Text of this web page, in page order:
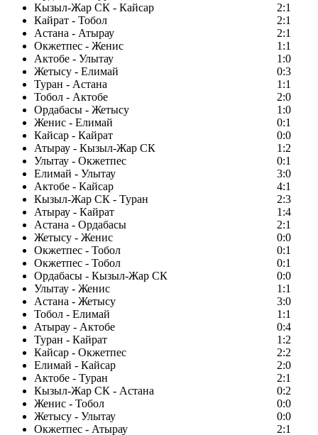
Кызыл-Жар СК - Кайсар
2:1
Кайрат - Тобол
2:1
Астана - Атырау
2:1
Окжетпес - Женис
1:1
Актобе - Улытау
1:0
Жетысу - Елимай
0:3
Туран - Астана
1:1
Тобол - Актобе
2:0
Ордабасы - Жетысу
1:0
Женис - Елимай
0:1
Кайсар - Кайрат
0:0
Атырау - Кызыл-Жар СК
1:2
Улытау - Окжетпес
0:1
Елимай - Улытау
3:0
Актобе - Кайсар
4:1
Кызыл-Жар СК - Туран
2:3
Атырау - Кайрат
1:4
Астана - Ордабасы
2:1
Жетысу - Женис
0:0
Окжетпес - Тобол
0:1
Окжетпес - Тобол
0:1
Ордабасы - Кызыл-Жар СК
0:0
Улытау - Женис
1:1
Астана - Жетысу
3:0
Тобол - Елимай
1:1
Атырау - Актобе
0:4
Туран - Кайрат
1:2
Кайсар - Окжетпес
2:2
Елимай - Кайсар
2:0
Актобе - Туран
2:1
Кызыл-Жар СК - Астана
0:2
Женис - Тобол
0:0
Жетысу - Улытау
0:0
Окжетпес - Атырау
2:1